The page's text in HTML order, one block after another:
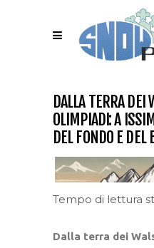
DALLA TERRA DEI
OLIMPIADI: A
DEL FONDO E DEL
Tempo di lettura
Dalla terra dei